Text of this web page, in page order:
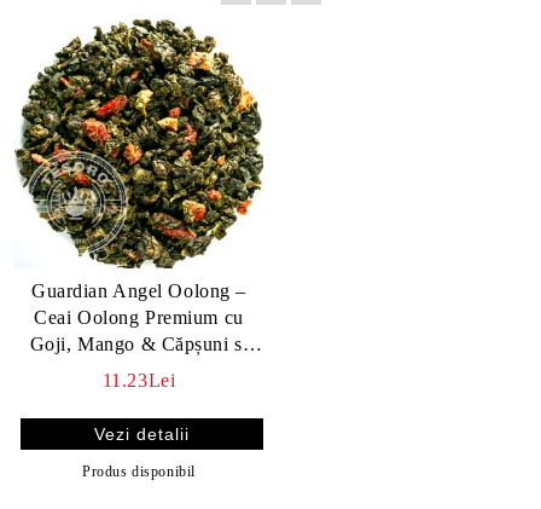
Guardian Angel Oolong –
Ceai Oolong Premium cu
Goji, Mango & Căpșuni si
Milky Oolong
11.23Lei
Vezi detalii
Produs disponibil